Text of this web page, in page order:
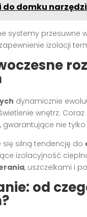
do domku
systemy przesuwne
izolacji
dynamicznie
wnętrz.
, gwarantujące nie
silną tendencję do
izolacyjność
, uszczelkami i
od